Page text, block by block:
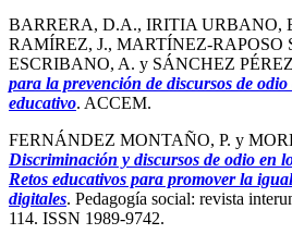
BARRERA, D.A., IRITIA URBANO,
RAMÍREZ, J., MARTÍNEZ-RAPOSO
ESCRIBANO, A. y SÁNCHEZ
para la prevención de discursos de
educativo. ACCEM.
FERNÁNDEZ MONTAÑO, P. y
Discriminación y discursos de odio en
Retos educativos para promover la
digitales. Pedagogía social: revista
114. ISSN 1989-9742.